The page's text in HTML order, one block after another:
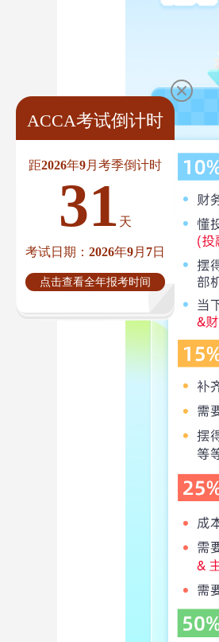
ACCA考试倒计时
距2026年9月考季倒计时
31 天
考试日期：2026年9月7日
点击查看全年报考时间